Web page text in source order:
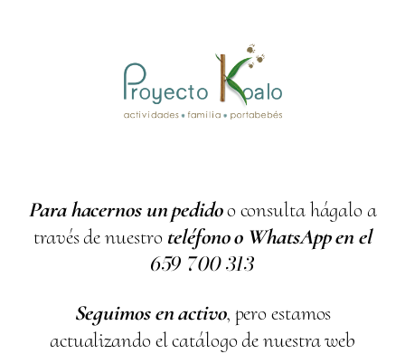
Para hacernos un pedidoo consulta hágalo a
través de nuestro teléfono o WhatsApp en el
659 700313
Seguimos en activo, pero estamos
actualizando el catálogo de nuestra web